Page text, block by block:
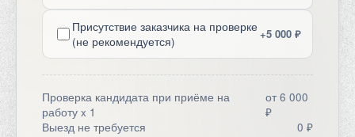
Присутствие заказчика на проверке
(не рекомендуется)
+5 000 ₽
Проверка кандидата при приёме на
работу x 1
от 6 000
₽
Выезд не требуется
0 ₽